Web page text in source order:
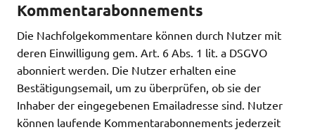
Kommentarabonnements
Die Nachfolgekommentare können durch Nutzer mit
deren Einwilligung gem. Art. 6 Abs. 1 lit. a DSGVO
abonniert werden. Die Nutzer erhalten eine
Bestätigungsemail, um zu überprüfen, ob sie der
Inhaber der eingegebenen Emailadresse sind. Nutzer
können laufende Kommentarabonnements jederzeit